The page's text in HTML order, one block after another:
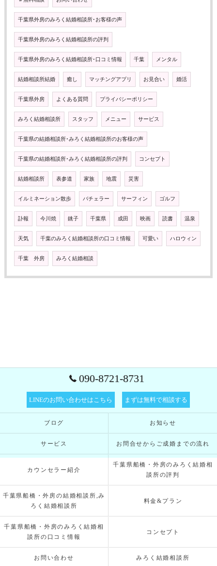
千葉県外房のみろく結婚相談所･お客様の声
千葉県外房のみろく結婚相談所の評判
千葉県外房のみろく結婚相談所･口コミ情報 千葉 メンタル
結婚相談所結婚 癒し マッチングアプリ お見合い 婚活
千葉県外房 よくある質問 プライバシーポリシー
みろく結婚相談所 スタッフ メニュー サービス
千葉県の結婚相談所･みろく結婚相談所のお客様の声
千葉県の結婚相談所･みろく結婚相談所の評判 コンセプト
結婚相談所 表参道 家族 地震 災害
イルミネーション散歩 バチェラー サーフィン ゴルフ
訃報 今川焼 銚子 千葉県 成田 映画 読書 温泉
天気 千葉のみろく結婚相談所の口コミ情報 可愛い ハロウィン
千葉 外房 みろく結婚相談
090-8721-8731
LINEのお問い合わせはこちら まずは無料で相談する
ブログ お知らせ
サービス お問合せからご成婚までの流れ
カウンセラー紹介
千葉県船橋・外房のみろく結婚相
談所の評判
千葉県船橋・外房の結婚相談所,み
ろく結婚相談所
料金&プラン
千葉県船橋・外房のみろく結婚相
談所の口コミ情報
コンセプト
お問い合わせ みろく結婚相談所